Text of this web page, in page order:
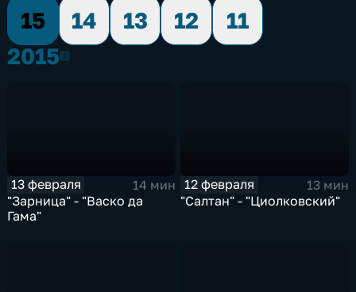
15
14 13 12
11
20152015
13 февраля
14 мин
"Зарница" - "Васко да
Гама"
12 февраля
13 мин
"Салтан" - "Циолковский"